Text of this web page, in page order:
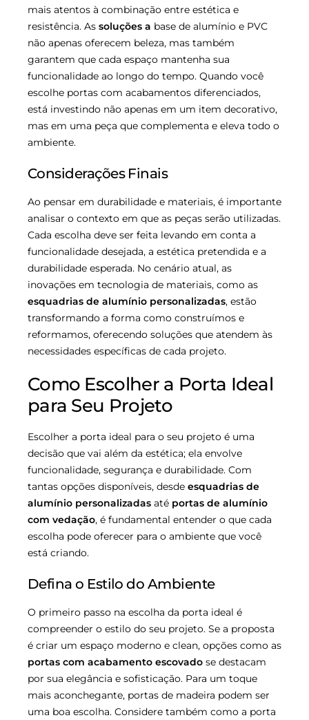
mais atentos à combinação entre estética e
resistência. As soluções a base de alumínio e PVC
não apenas oferecem beleza, mas também
garantem que cada espaço mantenha sua
funcionalidade ao longo do tempo. Quando você
escolhe portas com acabamentos diferenciados,
está investindo não apenas em um item decorativo,
mas em uma peça que complementa e eleva todo o
ambiente.
Considerações Finais
Ao pensar em durabilidade e materiais, é importante
analisar o contexto em que as peças serão utilizadas.
Cada escolha deve ser feita levando em conta a
funcionalidade desejada, a estética pretendida e a
durabilidade esperada. No cenário atual, as
inovações em tecnologia de materiais, como as
esquadrias de alumínio personalizadas, estão
transformando a forma como construímos e
reformamos, oferecendo soluções que atendem às
necessidades específicas de cada projeto.
Como Escolher a Porta Ideal
para Seu Projeto
Escolher a porta ideal para o seu projeto é uma
decisão que vai além da estética; ela envolve
funcionalidade, segurança e durabilidade. Com
tantas opções disponíveis, desde esquadrias de
alumínio personalizadas até portas de alumínio
com vedação, é fundamental entender o que cada
escolha pode oferecer para o ambiente que você
está criando.
Defina o Estilo do Ambiente
O primeiro passo na escolha da porta ideal é
compreender o estilo do seu projeto. Se a proposta
é criar um espaço moderno e clean, opções como as
portas com acabamento escovado se destacam
por sua elegância e sofisticação. Para um toque
mais aconchegante, portas de madeira podem ser
uma boa escolha. Considere também como a porta